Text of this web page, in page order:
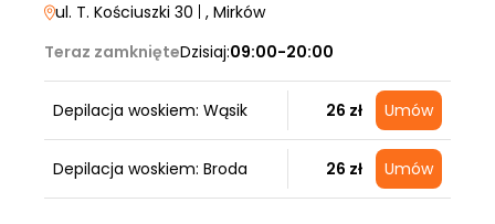
ul. T. Kościuszki 30 , Mirków
Teraz zamknięteDzisiaj:09:00-20:00
Depilacja woskiem: Wąsik 26 zł Umów
Depilacja woskiem: Broda 26 zł Umów